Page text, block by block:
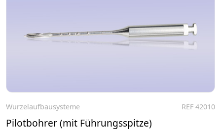
Wurzelaufbausysteme REF 42010
Pilotbohrer (mit Führungsspitze)